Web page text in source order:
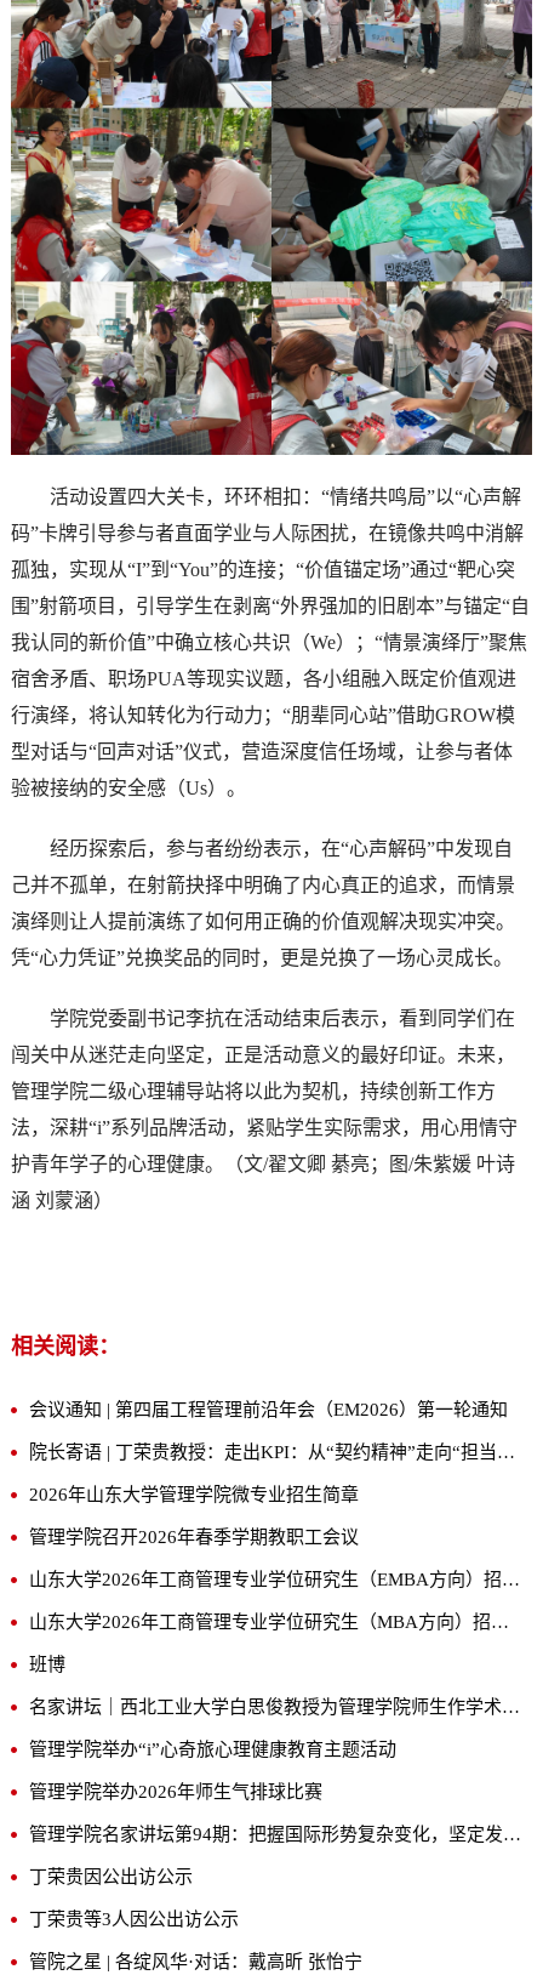
活动设置四大关卡，环环相扣：“情绪共鸣局”以“心声解
码”卡牌引导参与者直面学业与人际困扰，在镜像共鸣中消解
孤独，实现从“I”到“You”的连接；“价值锚定场”通过“靶心突
围”射箭项目，引导学生在剥离“外界强加的旧剧本”与锚定“自
我认同的新价值”中确立核心共识（We）；“情景演绎厅”聚焦
宿舍矛盾、职场PUA等现实议题，各小组融入既定价值观进
行演绎，将认知转化为行动力；“朋辈同心站”借助GROW模
型对话与“回声对话”仪式，营造深度信任场域，让参与者体
验被接纳的安全感（Us）。
经历探索后，参与者纷纷表示，在“心声解码”中发现自
己并不孤单，在射箭抉择中明确了内心真正的追求，而情景
演绎则让人提前演练了如何用正确的价值观解决现实冲突。
凭“心力凭证”兑换奖品的同时，更是兑换了一场心灵成长。
学院党委副书记李抗在活动结束后表示，看到同学们在
闯关中从迷茫走向坚定，正是活动意义的最好印证。未来，
管理学院二级心理辅导站将以此为契机，持续创新工作方
法，深耕“i”系列品牌活动，紧贴学生实际需求，用心用情守
护青年学子的心理健康。（文/翟文卿 綦亮；图/朱紫媛 叶诗
涵 刘蒙涵）
相关阅读：
会议通知 | 第四届工程管理前沿年会（EM2026）第一轮通知
院长寄语 | 丁荣贵教授：走出KPI：从“契约精神”走向“担当精神”
2026年山东大学管理学院微专业招生简章
管理学院召开2026年春季学期教职工会议
山东大学2026年工商管理专业学位研究生（EMBA方向）招生简章
山东大学2026年工商管理专业学位研究生（MBA方向）招生简章
班博
名家讲坛｜西北工业大学白思俊教授为管理学院师生作学术报告
管理学院举办“i”心奇旅心理健康教育主题活动
管理学院举办2026年师生气排球比赛
管理学院名家讲坛第94期：把握国际形势复杂变化，坚定发展外向型经济
丁荣贵因公出访公示
丁荣贵等3人因公出访公示
管院之星 | 各绽风华·对话：戴高昕 张怡宁